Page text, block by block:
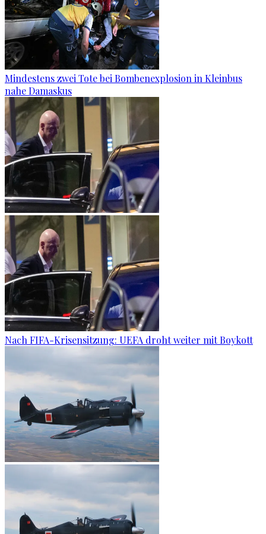
Mindestens zwei Tote bei Bombenexplosion in Kleinbus
nahe Damaskus
Nach FIFA-Krisensitzung: UEFA droht weiter mit Boykott